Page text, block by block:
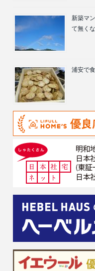
新築マ
て無く
浦安で